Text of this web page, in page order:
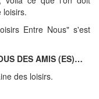
loisirs.
Entre Nous" s'est
DES AMIS (ES)…
des loisirs.